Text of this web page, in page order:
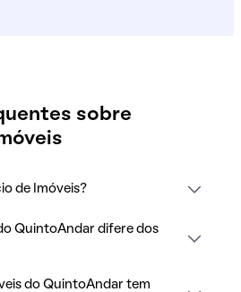
sobre
de Imóveis?
QuintoAndar difere dos
do QuintoAndar tem